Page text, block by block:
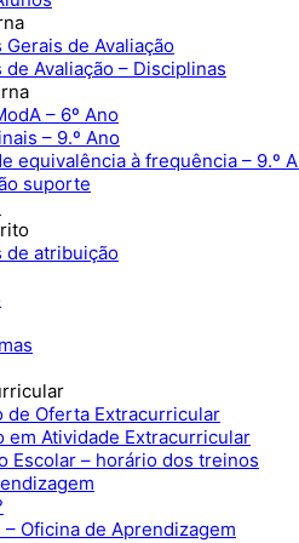
de Avaliação
Avaliação – Disciplinas
– 6º Ano
– 9.º Ano
equivalência à frequência – 9.º
suporte
de atribuição
de Oferta Extracurricular
em Atividade Extracurricular
Escolar – horário dos treinos
– Oficina de Aprendizagem